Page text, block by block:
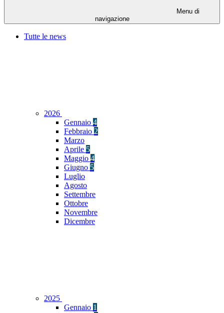
Menu di
navigazione
Tutte le news
2026
Gennaio 4
Febbraio 2
Marzo
Aprile 5
Maggio 4
Giugno 5
Luglio
Agosto
Settembre
Ottobre
Novembre
Dicembre
2025
Gennaio 1